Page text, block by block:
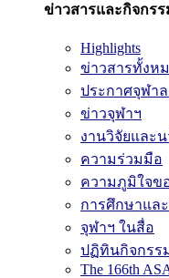
ข่าวสารและกิจกรร
Highlights
ข่าวสารทั้งห
ประกาศจุฬา
ข่าวจุฬาฯ
งานวิจัยและ
ความร่วมมือ
ความภูมิใจข
การศึกษาแล
จุฬาฯ ในสื่อ
ปฏิทินกิจกรร
The 166th